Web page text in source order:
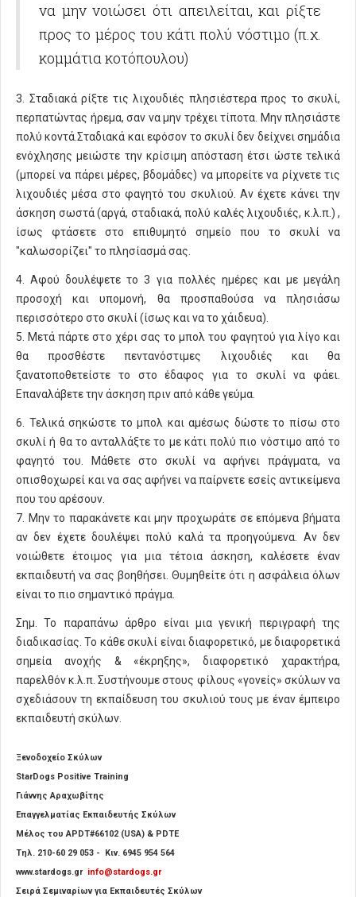
να μην νοιώσει ότι απειλείται, και ρίξτε
προς το μέρος του κάτι πολύ νόστιμο (π.χ.
κομμάτια κοτόπουλου)
3. Σταδιακά ρίξτε τις λιχουδιές πλησιέστερα προς το σκυλί,
περπατώντας ήρεμα, σαν να μην τρέχει τίποτα. Μην πλησιάστε
πολύ κοντά.Σταδιακά και εφόσον το σκυλί δεν δείχνει σημάδια
ενόχλησης μειώστε την κρίσιμη απόσταση έτσι ώστε τελικά
(μπορεί να πάρει μέρες, βδομάδες) να μπορείτε να ρίχνετε τις
λιχουδιές μέσα στο φαγητό του σκυλιού. Αν έχετε κάνει την
άσκηση σωστά (αργά, σταδιακά, πολύ καλές λιχουδιές, κ.λ.π.) ,
ίσως φτάσετε στο επιθυμητό σημείο που το σκυλί να
"καλωσορίζει" το πλησίασμά σας.
4. Αφού δουλέψετε το 3 για πολλές ημέρες και με μεγάλη
προσοχή και υπομονή, θα προσπαθούσα να πλησιάσω
περισσότερο στο σκυλί (ίσως και να το χάιδευα).
5. Μετά πάρτε στο χέρι σας το μπολ του φαγητού για λίγο και
θα προσθέστε πεντανόστιμες λιχουδιές και θα
ξανατοποθετείστε το στο έδαφος για το σκυλί να φάει.
Επαναλάβετε την άσκηση πριν από κάθε γεύμα.
6. Τελικά σηκώστε το μπολ και αμέσως δώστε το πίσω στο
σκυλί ή θα το ανταλλάξτε το με κάτι πολύ πιο νόστιμο από το
φαγητό του. Μάθετε στο σκυλί να αφήνει πράγματα, να
οπισθοχωρεί και να σας αφήνει να παίρνετε εσείς αντικείμενα
που του αρέσουν.
7. Μην το παρακάνετε και μην προχωράτε σε επόμενα βήματα
αν δεν έχετε δουλέψει πολύ καλά τα προηγούμενα. Αν δεν
νοιώθετε έτοιμος για μια τέτοια άσκηση, καλέσετε έναν
εκπαιδευτή να σας βοηθήσει. Θυμηθείτε ότι η ασφάλεια όλων
είναι το πιο σημαντικό πράγμα.
Σημ. Το παραπάνω άρθρο είναι μια γενική περιγραφή της
διαδικασίας. Το κάθε σκυλί είναι διαφορετικό, με διαφορετικά
σημεία ανοχής & «έκρηξης», διαφορετικό χαρακτήρα,
παρελθόν κ.λ.π. Συστήνουμε στους φίλους «γονείς» σκύλων να
σχεδιάσουν τη εκπαίδευση του σκυλιού τους με έναν έμπειρο
εκπαιδευτή σκύλων.
Ξενοδοχείο Σκύλων
StarDogs Positive Training
Γιάννης Αραχωβίτης
Επαγγελματίας Εκπαιδευτής Σκύλων
Μέλος του APDT#66102 (USA) & PDTE
Τηλ. 210-60 29 053 - Κιν. 6945 954 564
www.stardogs.gr info@stardogs.gr
Σειρά Σεμιναρίων για Εκπαιδευτές Σκύλων